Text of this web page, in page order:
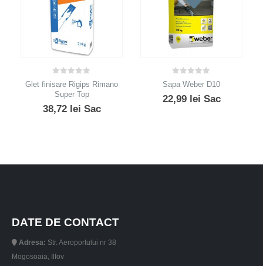
Glet finisare Rigips Rimano
Super Top
38,72 lei Sac
Sapa Weber D10
22,99 lei Sac
DATE DE CONTACT
Adresa: Str. Aeroportului nr 38
Mogosoaia, Ilfov